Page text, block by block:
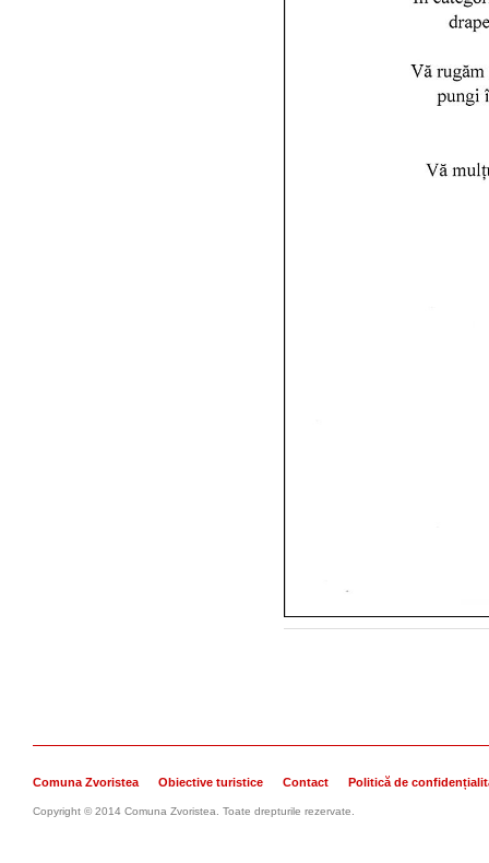
Comuna Zvoristea Obiective turistice Contact Politică de
Copyright © 2014 Comuna Zvoristea. Toate drepturile rezervate.